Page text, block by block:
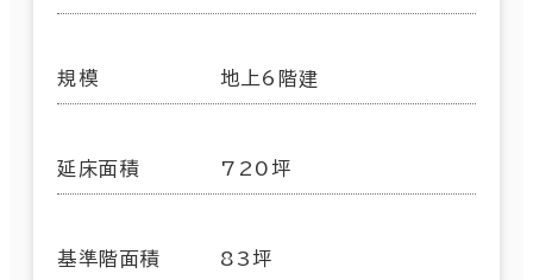
規模 地上6階建
延床面積 720坪
基準階面積 83坪